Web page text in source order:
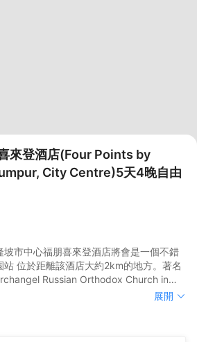
來登酒店(Four Points by
City Centre)5天4晚自由
市中心福朋喜來登酒店將會是一個不錯
站 位於距離該酒店大約2km的地方。著名
Russian Orthodox Church in
and Kuala Lumpur Teo Chew
讓悠閒時光更加完美。酒店配備有會議
坡市中心福朋喜來登酒店將會是一個不錯
Russian Orthodox Church in
展開